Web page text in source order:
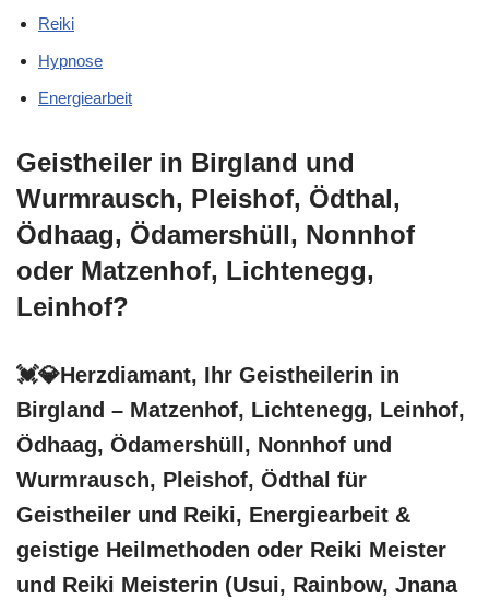
Reiki
Hypnose
Energiearbeit
Geistheiler in Birgland und
Wurmrausch, Pleishof, Ödthal,
Ödhaag, Ödamershüll, Nonnhof
oder Matzenhof, Lichtenegg,
Leinhof?
💓️💎Herzdiamant, Ihr Geistheilerin in
Birgland – Matzenhof, Lichtenegg, Leinhof,
Ödhaag, Ödamershüll, Nonnhof und
Wurmrausch, Pleishof, Ödthal für
Geistheiler und Reiki, Energiearbeit &
geistige Heilmethoden oder Reiki Meister
und Reiki Meisterin (Usui, Rainbow, Jnana